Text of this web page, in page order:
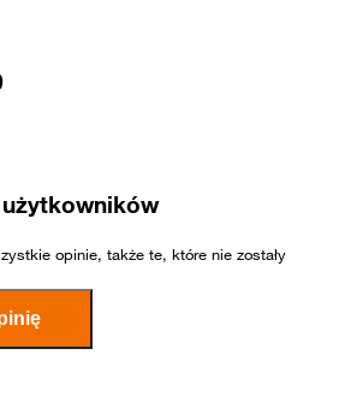
opinie, także te, które nie zostały